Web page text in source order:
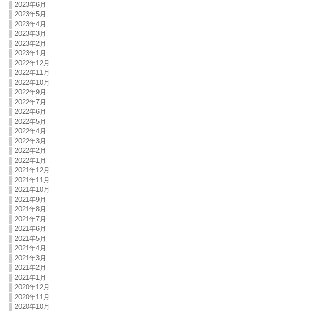
2023年6月
2023年5月
2023年4月
2023年3月
2023年2月
2023年1月
2022年12月
2022年11月
2022年10月
2022年9月
2022年7月
2022年6月
2022年5月
2022年4月
2022年3月
2022年2月
2022年1月
2021年12月
2021年11月
2021年10月
2021年9月
2021年8月
2021年7月
2021年6月
2021年5月
2021年4月
2021年3月
2021年2月
2021年1月
2020年12月
2020年11月
2020年10月